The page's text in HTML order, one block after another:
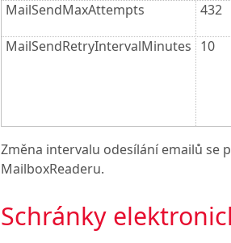
MailSendMaxAttempts 432
MailSendRetryIntervalMinutes 10
Změna intervalu odesílání emailů se
MailboxReaderu.
Schránky